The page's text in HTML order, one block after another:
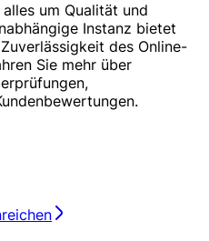
um Qualität und
Instanz bietet
des Online-
Sie mehr über